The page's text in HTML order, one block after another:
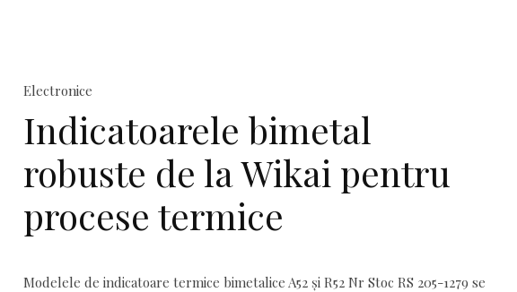
Electronice
Indicatoarele bimetal
robuste de la Wikai pentru
procese termice
Modelele de indicatoare termice bimetalice A52 și R52 Nr Stoc RS 205-1279 se